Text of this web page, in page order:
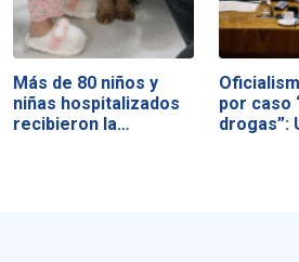
Más de 80 niños y
niñas hospitalizados
recibieron la…
por caso
drogas”: